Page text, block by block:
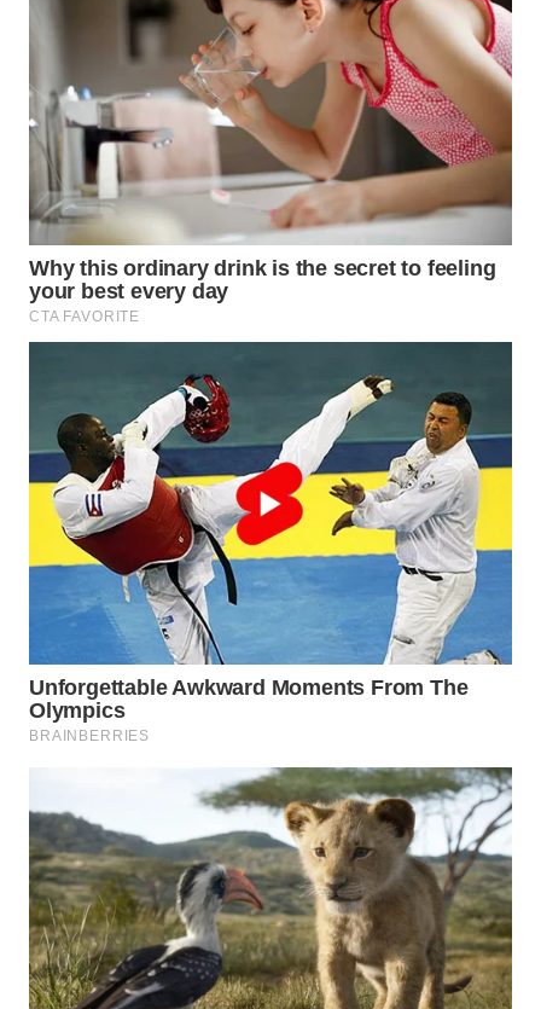
TENGAH
WN DELI
SERDANG
WN
TEBING
TINGGI
WN
KARAWANG
WN
BEKASI
BOGOR
WN
WN
TAPANULI
UTARA
WN
SAMOSIR